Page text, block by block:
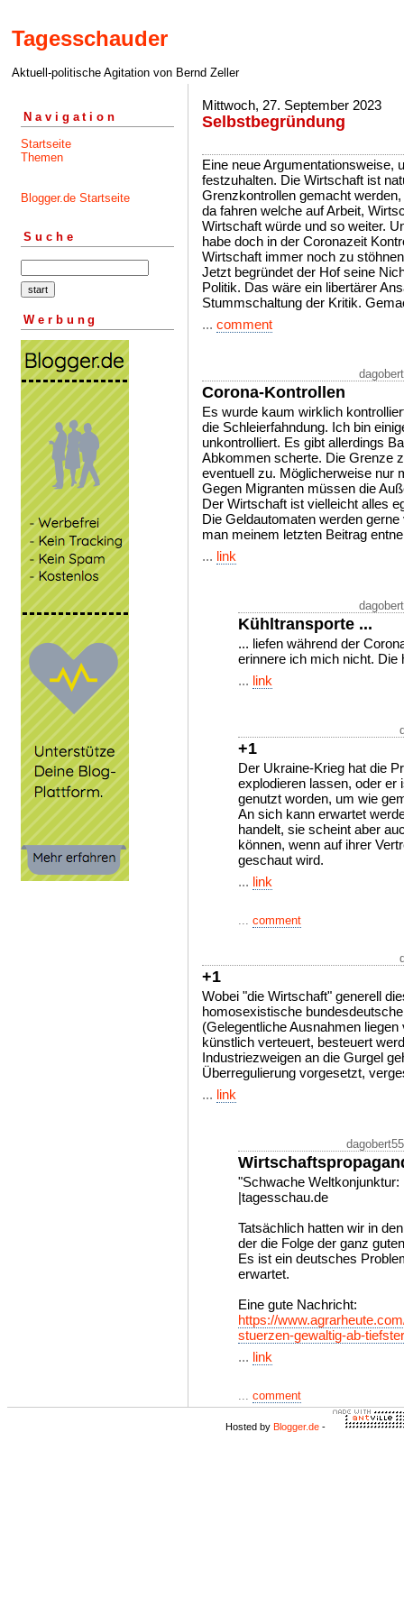
Tagesschauder
Aktuell-politische Agitation von Bernd Zeller
Navigation
Startseite
Themen
Blogger.de Startseite
Suche
Werbung
Mittwoch, 27. September 2023
Selbstbegründung
Eine neue Argumentationsweise,
festzuhalten. Die Wirtschaft ist
Grenzkontrollen gemacht
da fahren welche auf Arbeit,
Wirtschaft würde und so weiter.
habe doch in der Coronazeit
Wirtschaft immer noch zu
Jetzt begründet der Hof seine
Politik. Das wäre ein libertärer
Stummschaltung der Kritik.
... comment
Corona-Kontrollen
Es wurde kaum wirklich
die Schleierfahndung. Ich bin
unkontrolliert. Es gibt allerdings
Abkommen scherte. Die Grenze
eventuell zu. Möglicherweise nur
Gegen Migranten müssen die
Der Wirtschaft ist vielleicht alles
Die Geldautomaten werden
man meinem letzten Beitrag
... link
Kühltransporte ...
... liefen während der
erinnere ich mich nicht. Die
... link
+1
Der Ukraine-Krieg hat die
explodieren lassen, oder er
genutzt worden, um wie
An sich kann erwartet
handelt, sie scheint aber
können, wenn auf ihrer
geschaut wird.
... link
... comment
+1
Wobei "die Wirtschaft" generell
homosexistische
(Gelegentliche Ausnahmen
künstlich verteuert, besteuert
Industriezweigen an die Gurgel
Überregulierung vorgesetzt,
... link
"Schwache
|tagesschau.de
Tatsächlich hatten wir in
der die Folge der ganz
Es ist ein deutsches
erwartet.
Eine gute Nachricht:
https://
stuerzen-gewaltig-ab-
... link
... comment
Hosted by Blogger.de -